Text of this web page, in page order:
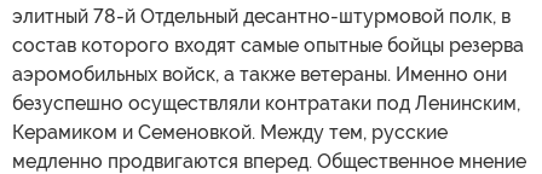
элитный 78-й Отдельный десантно-штурмовой полк, в
состав которого входят самые опытные бойцы резерва
аэромобильных войск, а также ветераны. Именно они
безуспешно осуществляли контратаки под Ленинским,
Керамиком и Семеновкой. Между тем, русские
медленно продвигаются вперед. Общественное мнение